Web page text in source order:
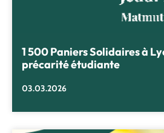
1 500 Paniers Solidaires à
précarité étudiante
03.03.2026